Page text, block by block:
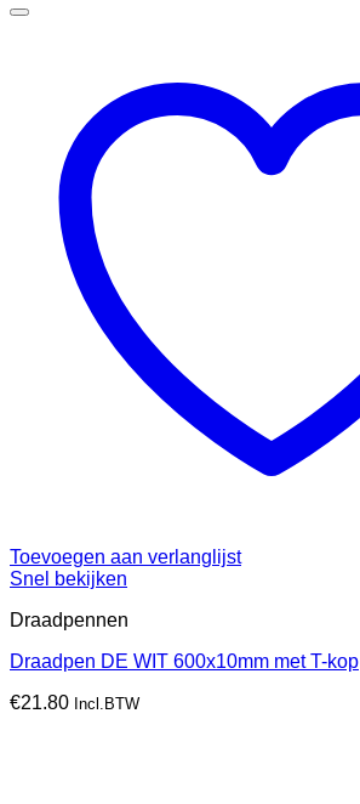
Toevoegen aan verlanglijst
Snel bekijken
Draadpennen
Draadpen DE WIT 600x10mm met T-kop
€21.80 Incl.BTW